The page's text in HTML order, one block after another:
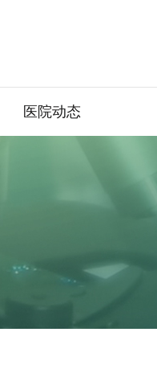
医院动态